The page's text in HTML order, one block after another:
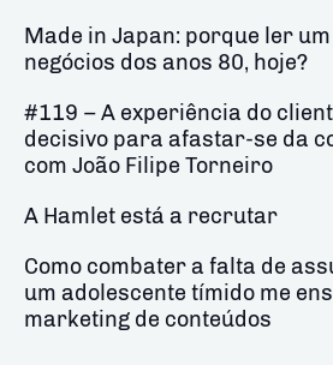
Made in Japan: porque ler
negócios dos anos 80, hoje?
#119 – A experiência do
decisivo para afastar-se da
com João Filipe Torneiro
A Hamlet está a recrutar
Como combater a falta de
um adolescente tímido me
marketing de conteúdos